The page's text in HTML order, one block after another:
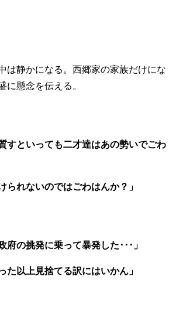
は静かになる。西郷家の家族だけにな
に懸念を伝える。
すといっても二才達はあの勢いでごわ
られないのではごわはんか？」
府の挑発に乗って暴発した･･･」
た以上見捨てる訳にはいかん」